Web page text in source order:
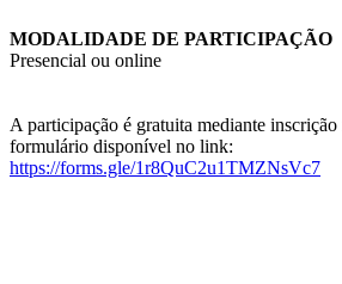
MODALIDADE DE PARTICIPAÇÃO
Presencial ou online
A participação é gratuita mediante
formulário disponível no link:
https://forms.gle/1r8QuC2u1TMZNsVc7